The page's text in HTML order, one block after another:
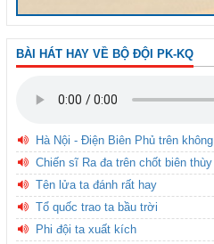
BÀI HÁT HAY VỀ BỘ ĐỘI PK-KQ
Hà Nội - Điện Biên Phủ trên không
Chiến sĩ Ra đa trên chốt biên thùy
Tên lửa ta đánh rất hay
Tổ quốc trao ta bầu trời
Phi đội ta xuất kích